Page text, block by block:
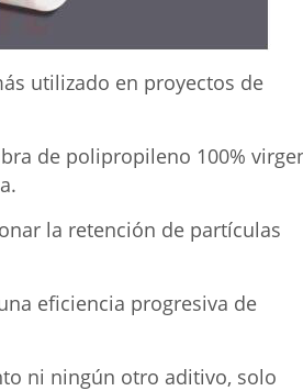
utilizado en proyectos de
de polipropileno 100%
la retención de partículas
eficiencia progresiva de
ni ningún otro aditivo, solo